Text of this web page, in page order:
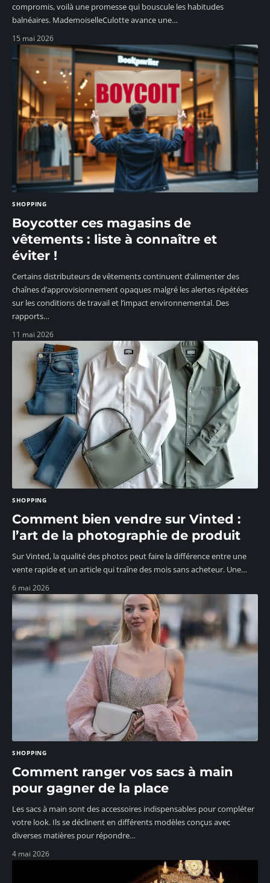
compromis, voilà une promesse qui bouscule les habitudes
balnéaires. MademoiselleCulotte avance une…
15 mai 2026
SHOPPING
Boycotter ces magasins de
vêtements : liste à connaître et
éviter !
Certains distributeurs de vêtements continuent d’alimenter des
chaînes d’approvisionnement opaques malgré les alertes répétées
sur les conditions de travail et l’impact environnemental. Des
rapports…
11 mai 2026
SHOPPING
Comment bien vendre sur Vinted :
l’art de la photographie de produit
Sur Vinted, la qualité des photos peut faire la différence entre une
vente rapide et un article qui traîne des mois sans acheteur. Une…
6 mai 2026
SHOPPING
Comment ranger vos sacs à main
pour gagner de la place
Les sacs à main sont des accessoires indispensables pour compléter
votre look. Ils se déclinent en différents modèles conçus avec
diverses matières pour répondre…
4 mai 2026